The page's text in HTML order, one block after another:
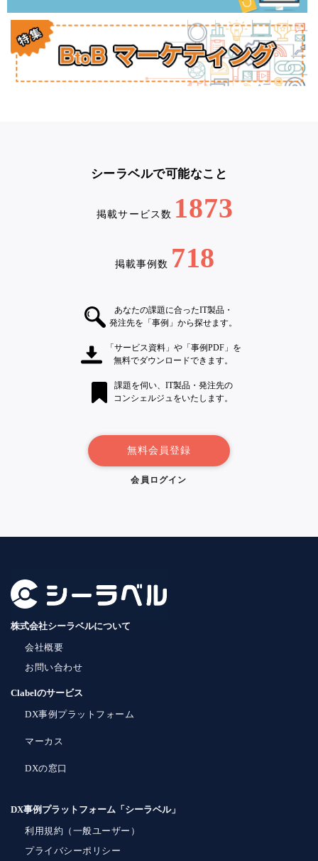
シーラベルで可能なこと
掲載サービス数 1873
掲載事例数 718
あなたの課題に合ったIT製品・
発注先を「事例」から探せます。
「サービス資料」や「事例PDF」を
無料でダウンロードできます。
課題を伺い、IT製品・発注先の
コンシェルジュをいたします。
無料会員登録
会員ログイン
株式会社シーラベルについて
会社概要
お問い合わせ
Clabelのサービス
DX事例プラットフォーム
マーカス
DXの窓口
DX事例プラットフォーム「シーラベル」
利用規約（一般ユーザー）
プライバシーポリシー